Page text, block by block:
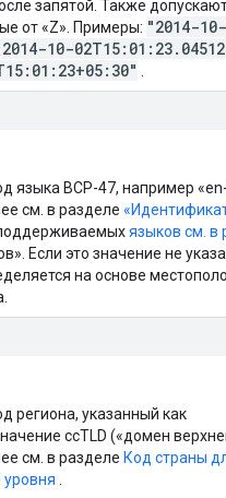
запятой. Также
от «Z». Примеры: "2014-10-
10-
языка BCP-47, например
см. в разделе
языков см. в
Если это значение не
на основе
региона, указанный как
ccTLD («домен
см. в разделе Код страны